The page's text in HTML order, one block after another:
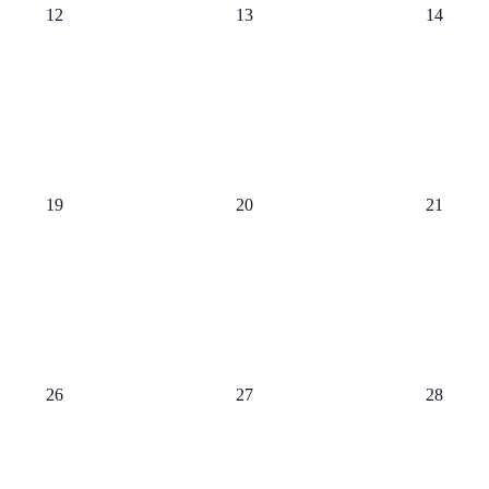
0 Veranstaltungen,
12 0 Veranstaltungen,
13 0
14
0 Veranstaltungen,
19 0 Veranstaltungen,
20 0
21
0 Veranstaltungen,
26 0 Veranstaltungen,
27 0
28